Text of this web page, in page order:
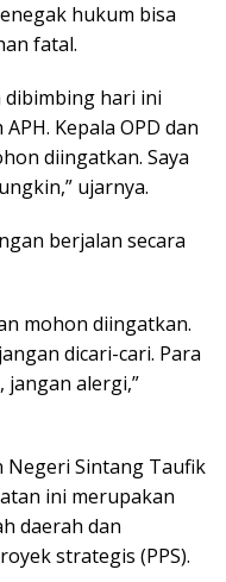
hukum bisa
fatal.
dibimbing hari ini
Kepala OPD dan
diingatkan. Saya
ujarnya.
berjalan secara
mohon diingatkan.
dicari-cari. Para
jangan alergi,”
Negeri Sintang Taufik
ini merupakan
daerah dan
strategis (PPS).